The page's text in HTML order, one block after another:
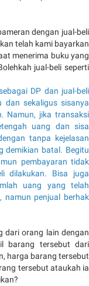
dengan jual-beli
telah kami bayarkan
menerima buku yang
jual-beli seperti
DP dan jual-beli
dan sekaligus sisanya
Namun, jika transaksi
uang dan sisa
tanpa kejelasan
demikian batal. Begitu
pembayaran tidak
dilakukan. Bisa juga
uang yang telah
namun penjual berhak
dari orang lain dengan
barang tersebut dari
harga barang tersebut
tersebut ataukah ia